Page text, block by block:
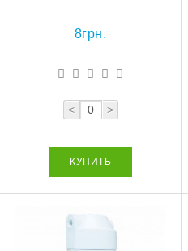
8грн.
< >
КУПИТЬ